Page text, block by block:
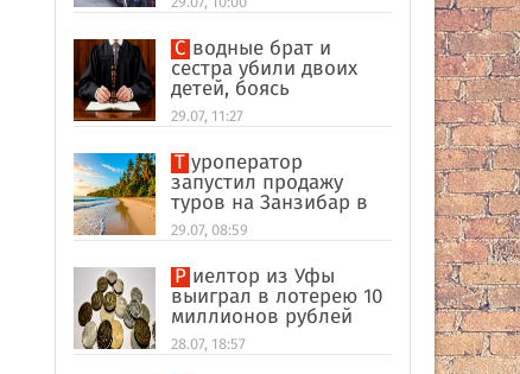
Сводные брат и
сестра убили двоих
детей, боясь
разоблачения инцеста
29.07, 11:27
Туроператор
запустил продажу
туров на Занзибар в
качестве
альтернативы Турции
29.07, 08:59
Риелтор из Уфы
выиграл в лотерею 10
миллионов рублей
28.07, 18:57